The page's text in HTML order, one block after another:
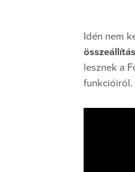
Idén nem
lesznek a
funkcióiról.